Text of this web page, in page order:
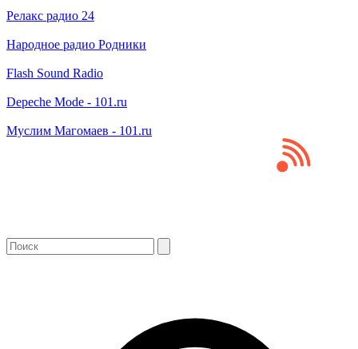
Релакс радио 24
Народное радио Родники
Flash Sound Radio
Depeche Mode - 101.ru
Муслим Магомаев - 101.ru